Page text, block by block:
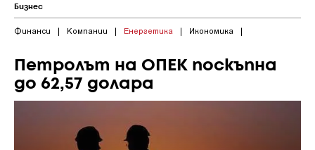
Бизнес
Финанси | Компании | Енергетика | Икономика |
Петролът на ОПЕК поскъпна
до 62,57 долара